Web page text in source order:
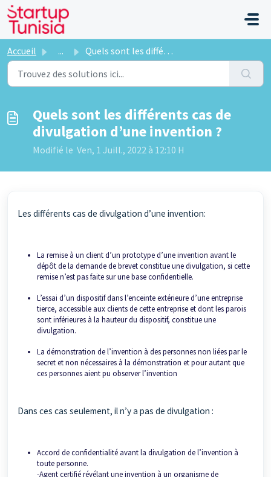
Passer au contenu principal
Accueil ... Quels sont les différents cas de divulgation d’une invent...
Quels sont les différents cas de
divulgation d’une invention ?
Modifié le Ven, 1 Juill., 2022 à 12:10 H
Les différents cas de divulgation d’une invention:
La remise à un client d’un prototype d’une invention avant le
dépôt de la demande de brevet constitue une divulgation, si cette
remise n’est pas faite sur une base confidentielle.
L’essai d’un dispositif dans l’enceinte extérieure d’une entreprise
tierce, accessible aux clients de cette entreprise et dont les parois
sont inférieures à la hauteur du dispositif, constitue une
divulgation.
La démonstration de l’invention à des personnes non liées par le
secret et non nécessaires à la démonstration et pour autant que
ces personnes aient pu observer l’invention
Dans ces cas seulement, il n’y a pas de divulgation :
Accord de confidentialité avant la divulgation de l’invention à
toute personne.
-Agent certifié révélant une invention à un organisme de